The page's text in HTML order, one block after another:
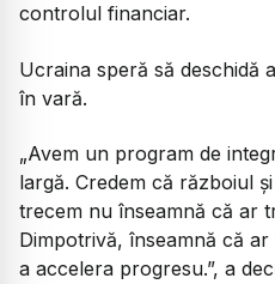
controlul financiar.
Ucraina speră să deschidă
în vară.
„Avem un program de
largă. Credem că războiul
trecem nu înseamnă că ar
Dimpotrivă, înseamnă că
a accelera progresu.”, a